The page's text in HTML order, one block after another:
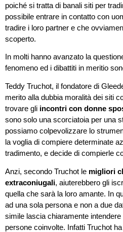
poiché si tratta di banali siti per
possibile entrare in contatto con
tradire i loro partner e che
scoperto.
In molti hanno avanzato la
fenomeno ed i dibattiti in meritio
Teddy Truchot, il fondatore di
merito alla dubbia moralità dei siti
trovare gli incontri con donne
sono solo una scorciatoia per una
possiamo colpevolizzare lo
la voglia di compiere determinate
tradimento, e decide di compierle
Anzi, secondo Truchot le migliori
extraconiugali, aiuterebbero gli
quella che sarà la loro amante. In
ad una sola persona e non a due
simile lascia chiaramente
persone coinvolte. Infatti Truchot